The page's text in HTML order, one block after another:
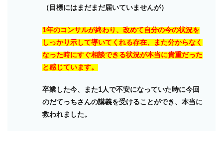
（目標にはまだまだ届いていませんが）
1年のコンサルが終わり、改めて自分の今の状況を
しっかり示して導いてくれる存在、また分からなく
なった時にすぐ相談できる状況が本当に貴重だった
と感じています。
卒業した今、また1人で不安になっていた時に今回
のだてっちさんの講義を受けることができ、本当に
救われました。